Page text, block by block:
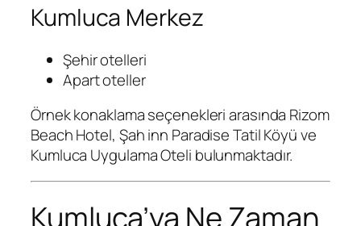
Kumluca Merkez
Şehir otelleri
Apart oteller
Örnek konaklama seçenekleri arasında Rizom
Beach Hotel, Şah inn Paradise Tatil Köyüve
Kumluca Uygulama Oteli bulunmaktadır.
Kumluca’ya Ne Zaman